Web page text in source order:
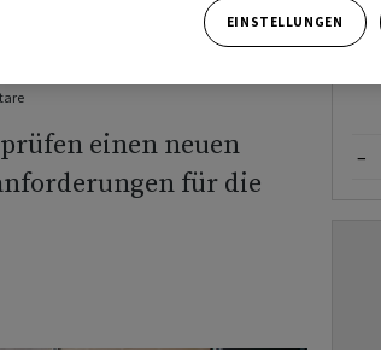
einen neuen
für die
–
EINSTELLUNGEN